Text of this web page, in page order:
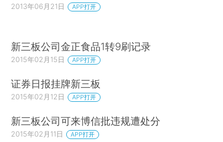
2013年06月21日 APP打开
新三板公司金正食品1转9刷记录
2015年02月15日 APP打开
证券日报挂牌新三板
2015年02月12日 APP打开
新三板公司可来博信批违规遭处分
2015年02月11日 APP打开